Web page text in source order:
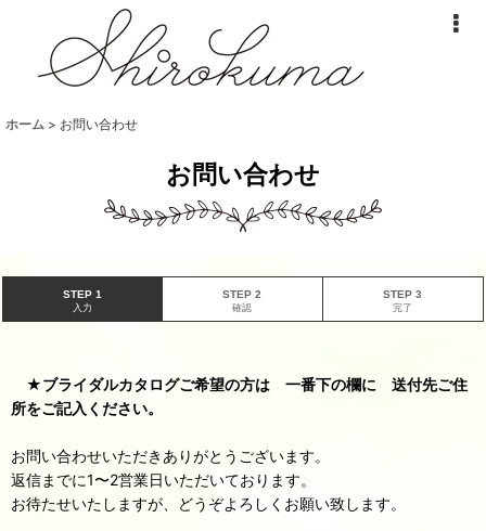
ホーム > お問い合わせ
お問い合わせ
STEP 1
入力
STEP 2
確認
STEP 3
完了
★ブライダルカタログご希望の方は 一番下の欄に 送付先ご住
所をご記入ください。
お問い合わせいただきありがとうございます。
返信までに1〜2営業日いただいております。
お待たせいたしますが、どうぞよろしくお願い致します。